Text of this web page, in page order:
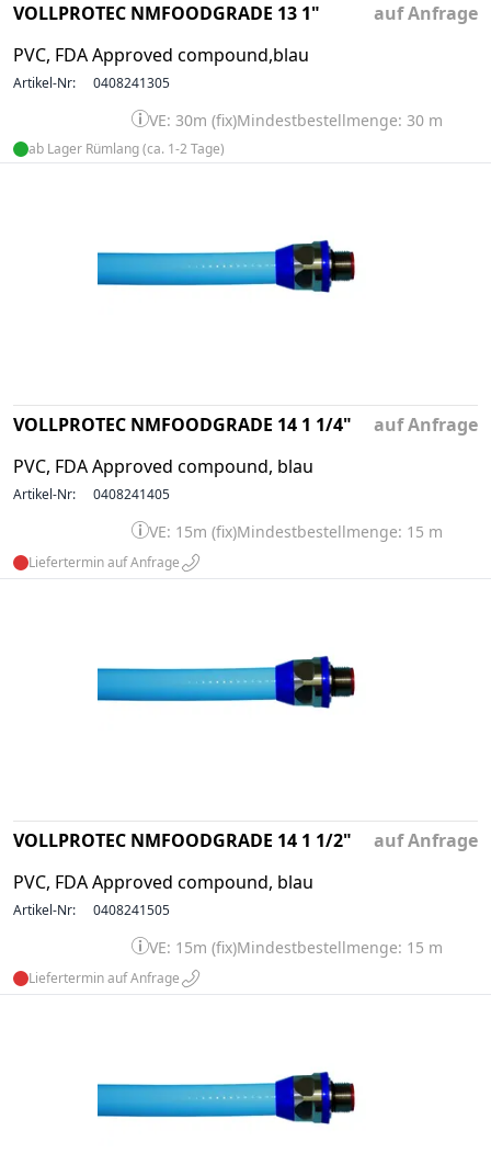
VOLLPROTEC NMFOODGRADE 13 1"
PVC, FDA Approved compound,blau
auf Anfrage
Artikel-Nr: 0408241305
VE: 30m (fix)Mindestbestellmenge: 30 m
ab Lager Rümlang (ca. 1-2 Tage)
VOLLPROTEC NMFOODGRADE 14 1 1/4"
PVC, FDA Approved compound, blau
auf Anfrage
Artikel-Nr: 0408241405
VE: 15m (fix)Mindestbestellmenge: 15 m
Liefertermin auf Anfrage
VOLLPROTEC NMFOODGRADE 14 1 1/2"
PVC, FDA Approved compound, blau
auf Anfrage
Artikel-Nr: 0408241505
VE: 15m (fix)Mindestbestellmenge: 15 m
Liefertermin auf Anfrage